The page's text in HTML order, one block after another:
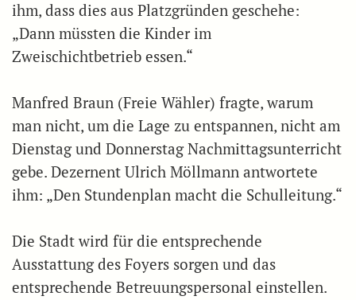
ihm, dass dies aus Platzgründen geschehe:
„Dann müssten die Kinder im
Zweischichtbetrieb essen.“
Manfred Braun (Freie Wähler) fragte, warum
man nicht, um die Lage zu entspannen, nicht am
Dienstag und Donnerstag Nachmittagsunterricht
gebe. Dezernent Ulrich Möllmann antwortete
ihm: „Den Stundenplan macht die Schulleitung.“
Die Stadt wird für die entsprechende
Ausstattung des Foyers sorgen und das
entsprechende Betreuungspersonal einstellen.